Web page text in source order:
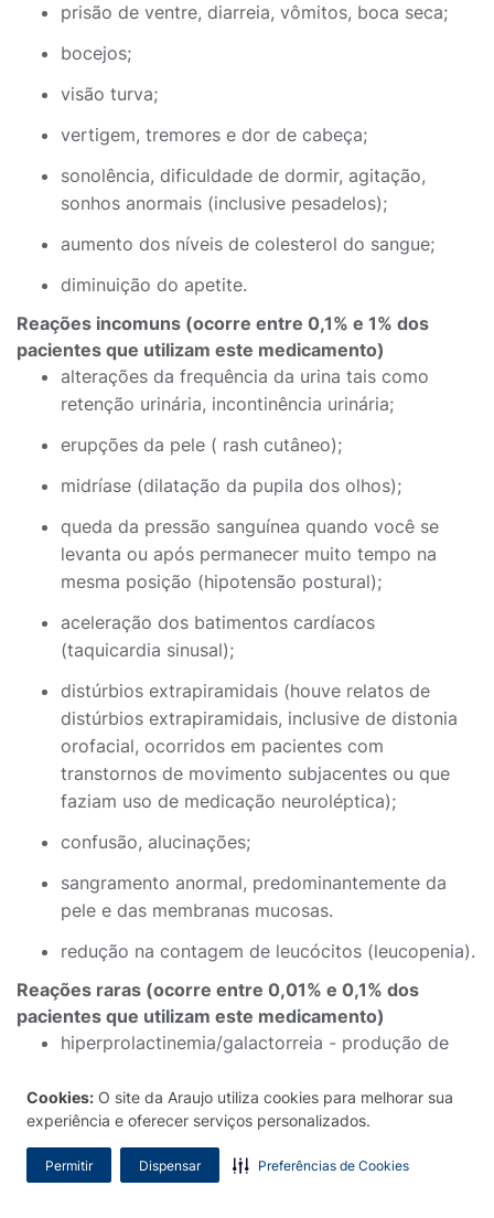
Cookies: O site da Araujo utiliza cookies para melhorar sua
experiência e oferecer serviços personalizados.
Permitir Dispensar Preferências de Cookies
prisão de ventre, diarreia, vômitos, boca seca;
bocejos;
visão turva;
vertigem, tremores e dor de cabeça;
sonolência, dificuldade de dormir, agitação,
sonhos anormais (inclusive pesadelos);
aumento dos níveis de colesterol do sangue;
diminuição do apetite.
Reações incomuns (ocorre entre 0,1% e 1% dos
pacientes que utilizam este medicamento)
alterações da frequência da urina tais como
retenção urinária, incontinência urinária;
erupções da pele ( rash cutâneo);
midríase (dilatação da pupila dos olhos);
queda da pressão sanguínea quando você se
levanta ou após permanecer muito tempo na
mesma posição (hipotensão postural);
aceleração dos batimentos cardíacos
(taquicardia sinusal);
distúrbios extrapiramidais (houve relatos de
distúrbios extrapiramidais, inclusive de distonia
orofacial, ocorridos em pacientes com
transtornos de movimento subjacentes ou que
faziam uso de medicação neuroléptica);
confusão, alucinações;
sangramento anormal, predominantemente da
pele e das membranas mucosas.
redução na contagem de leucócitos (leucopenia).
Reações raras (ocorre entre 0,01% e 0,1% dos
pacientes que utilizam este medicamento)
hiperprolactinemia/galactorreia - produção de
amamentando);
de enzimas do fígado;